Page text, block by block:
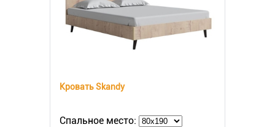
Кровать Skandy
Спальное место: